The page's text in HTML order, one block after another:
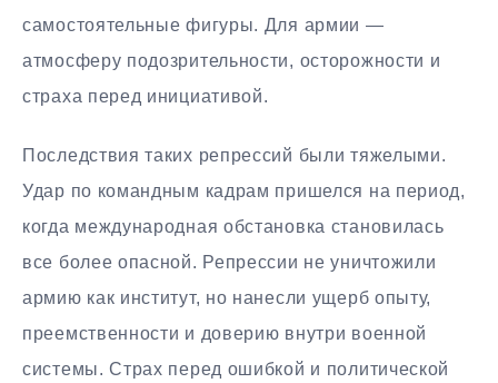
самостоятельные фигуры. Для армии —
атмосферу подозрительности, осторожности и
страха перед инициативой.
Последствия таких репрессий были тяжелыми.
Удар по командным кадрам пришелся на период,
когда международная обстановка становилась
все более опасной. Репрессии не уничтожили
армию как институт, но нанесли ущерб опыту,
преемственности и доверию внутри военной
системы. Страх перед ошибкой и политической